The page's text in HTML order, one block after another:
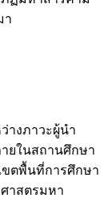
า
างภาวะผู้นำ
ยในสถานศึกษา
ขตพื้นที่การศึกษา
าสตรมหา